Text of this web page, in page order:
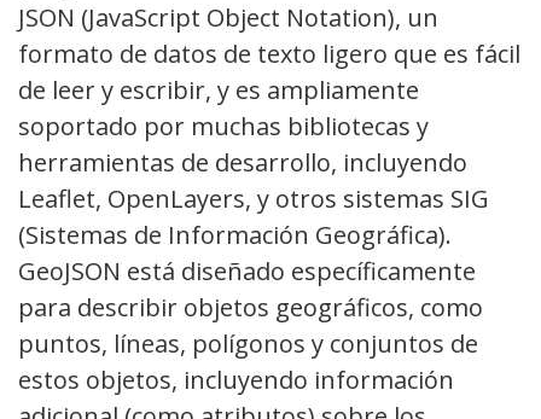
JSON (JavaScript Object Notation), un
formato de datos de texto ligero que es fácil
de leer y escribir, y es ampliamente
soportado por muchas bibliotecas y
herramientas de desarrollo, incluyendo
Leaflet, OpenLayers, y otros sistemas SIG
(Sistemas de Información Geográfica).
GeoJSON está diseñado específicamente
para describir objetos geográficos, como
puntos, líneas, polígonos y conjuntos de
estos objetos, incluyendo información